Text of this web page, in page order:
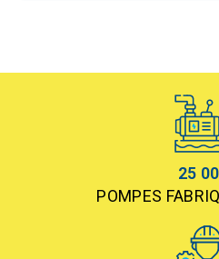
25
POMPES